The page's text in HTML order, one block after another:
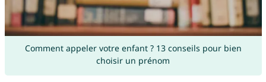
Comment appeler votre enfant ? 13 conseils pour bien
choisir un prénom